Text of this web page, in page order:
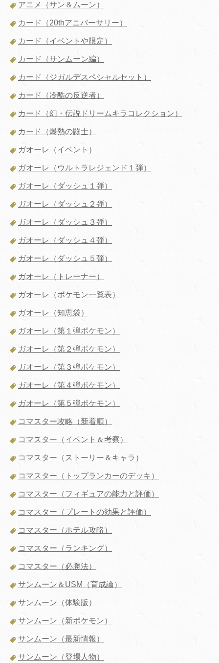
アニメ（サン＆ムーン）
カード（20thアニバーサリー）
カード（イベントや限定）
カード（サンムーン編）
カード（ジガルデスペシャルセット）
カード（冷酷の反逆者）
カード（幻・伝説ドリームキラコレクション）
カード（爆熱の闘士）
ガオーレ（イベント）
ガオーレ（ウルトラレジェンド１弾）
ガオーレ（ダッシュ１弾）
ガオーレ（ダッシュ２弾）
ガオーレ（ダッシュ３弾）
ガオーレ（ダッシュ４弾）
ガオーレ（ダッシュ５弾）
ガオーレ（トレーナー）
ガオーレ（ポケモン一覧表）
ガオーレ（知恵袋）
ガオーレ（第１弾ポケモン）
ガオーレ（第２弾ポケモン）
ガオーレ（第３弾ポケモン）
ガオーレ（第４弾ポケモン）
ガオーレ（第５弾ポケモン）
コマスター攻略（新着順）
コマスター（イベント＆考察）
コマスター（ストーリー＆キャラ）
コマスター（トップランカーのデッキ）
コマスター（フィギュアの能力と評価）
コマスター（プレートの効果と評価）
コマスター（ホテル攻略）
コマスター（ランキング）
コマスター（必勝法）
サンムーン＆USM（育成論）
サンムーン（体験版）
サンムーン（新ポケモン）
サンムーン（最新情報）
サンムーン（登場人物）